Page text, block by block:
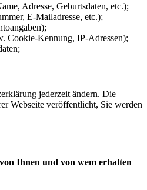
Adresse, Geburtsdaten, etc.);
E-Mailadresse, etc.);
Cookie-Kennung, IP-Adressen);
jederzeit ändern. Die
Webseite veröffentlicht, Sie werden
Ihnen und von wem erhalten